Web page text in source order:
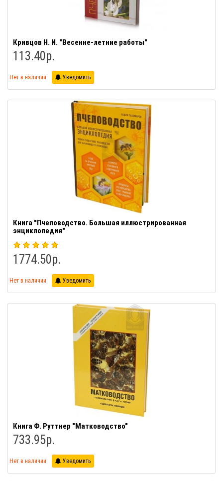
Кривцов Н. И. "Весенне-летние работы"
113.40р.
Нет в наличии Уведомить
Книга "Пчеловодство. Большая иллюстрированная
энциклопедия"
1774.50р.
Нет в наличии Уведомить
Книга Ф. Руттнер "Матководство"
733.95р.
Нет в наличии Уведомить